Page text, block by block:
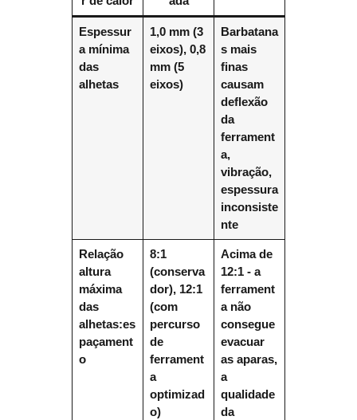
Espessur
a mínima
das
alhetas
1,0 mm (3
eixos), 0,8
mm (5
eixos)
Barbatana
s mais
finas
causam
deflexão
da
ferrament
a,
vibração,
espessura
inconsiste
nte
Relação
altura
máxima
das
alhetas:es
paçament
o
8:1
(conserva
dor), 12:1
(com
percurso
de
ferrament
a
optimizad
o)
Acima de
12:1 - a
ferrament
a não
consegue
evacuar
as aparas,
a
qualidade
da